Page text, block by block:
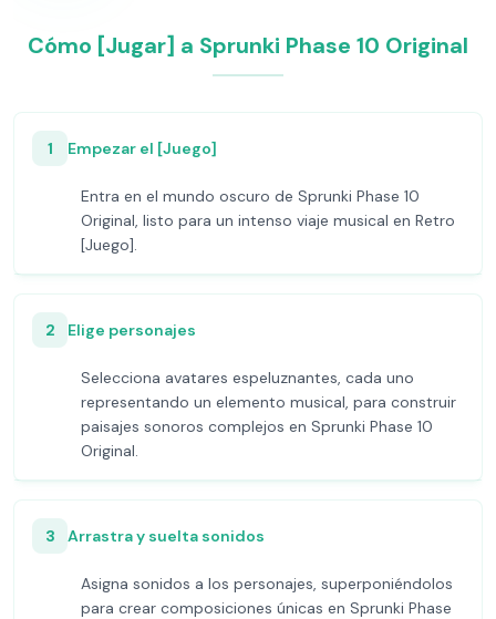
Cómo [Jugar] a Sprunki Phase 10 Original
1 Empezar el [Juego]
Entra en el mundo oscuro de Sprunki Phase 10
Original, listo para un intenso viaje musical en Retro
[Juego].
2 Elige personajes
Selecciona avatares espeluznantes, cada uno
representando un elemento musical, para construir
paisajes sonoros complejos en Sprunki Phase 10
Original.
3 Arrastra y suelta sonidos
Asigna sonidos a los personajes, superponiéndolos
para crear composiciones únicas en Sprunki Phase